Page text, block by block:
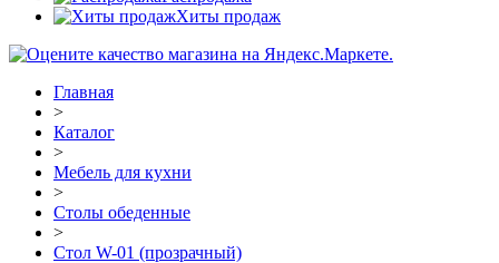
Хиты продаж
Главная
>
Каталог
>
Мебель для кухни
>
Столы обеденные
>
Стол W-01 (прозрачный)